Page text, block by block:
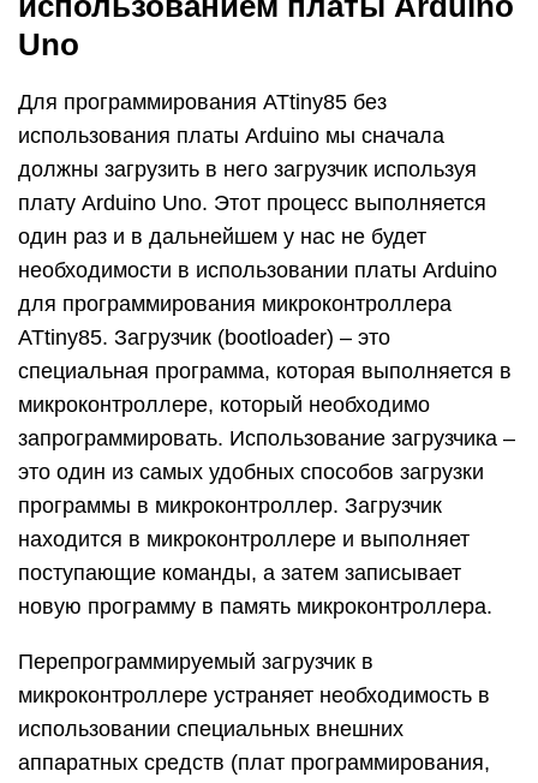
Uno
Для программирования ATtiny85 без
использования платы Arduino мы сначала
должны загрузить в него загрузчик используя
плату Arduino Uno. Этот процесс выполняется
один раз и в дальнейшем у нас не будет
необходимости в использовании платы Arduino
для программирования микроконтроллера
ATtiny85. Загрузчик (bootloader) – это
специальная программа, которая выполняется в
микроконтроллере, который необходимо
запрограммировать. Использование загрузчика –
это один из самых удобных способов загрузки
программы в микроконтроллер. Загрузчик
находится в микроконтроллере и выполняет
поступающие команды, а затем записывает
новую программу в память микроконтроллера.
Перепрограммируемый загрузчик в
микроконтроллере устраняет необходимость в
использовании специальных внешних
аппаратных средств (плат программирования,